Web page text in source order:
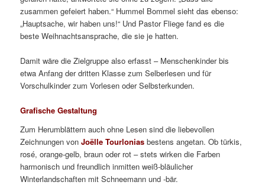
zusammen gefeiert haben.“ Hummel Bommel sieht das ebenso:
„Hauptsache, wir haben uns!“ Und Pastor Fliege fand es die
beste Weihnachtsansprache, die sie je hatten.
Damit wäre die Zielgruppe also erfasst – Menschenkinder bis
etwa Anfang der dritten Klasse zum Selberlesen und für
Vorschulkinder zum Vorlesen oder Selbsterkunden.
Grafische Gestaltung
Zum Herumblättern auch ohne Lesen sind die liebevollen
Zeichnungen vonJoëlle Tourlonias bestens angetan. Ob türkis,
rosé, orange-gelb, braun oder rot – stets wirken die Farben
harmonisch und freundlich inmitten weiß-bläulicher
Winterlandschaften mit Schneemann und -bär.